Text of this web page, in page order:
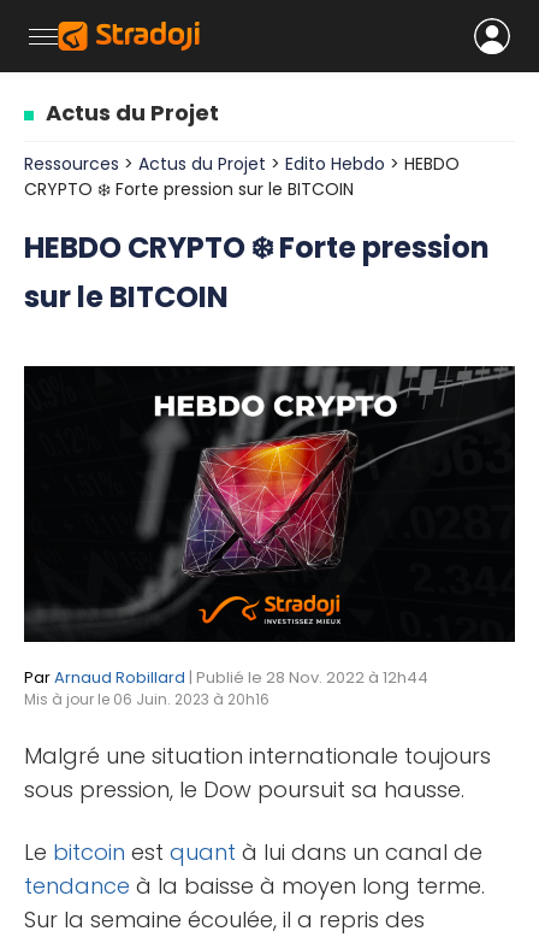
Actus du Projet
Ressources > Actus du Projet > Edito Hebdo > HEBDO
CRYPTO ❄️ Forte pression sur le BITCOIN
HEBDO CRYPTO ❄️ Forte pression
sur le BITCOIN
ParArnaud Robillard | Publié le 28 Nov. 2022 à 12h44
Mis à jour le 06 Juin. 2023 à 20h16
Malgré une situation internationale toujours
sous pression, le Dow poursuit sa hausse.
Le bitcoin est quant à lui dans un canal de
tendance à la baisse à moyen long terme.
Sur la semaine écoulée, il a repris des